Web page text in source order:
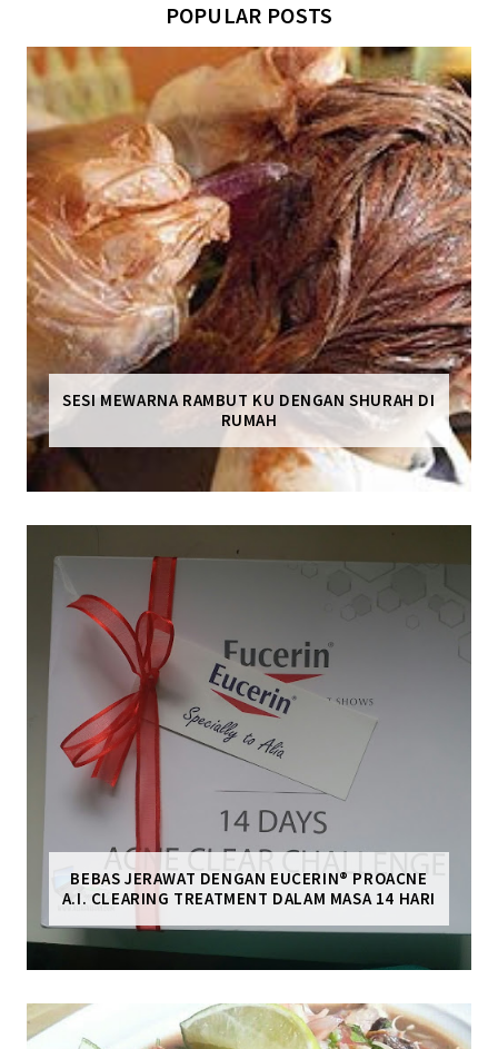
POPULAR POSTS
SESI MEWARNA RAMBUT KU DENGAN SHURAH DI
RUMAH
BEBAS JERAWAT DENGAN EUCERIN® PROACNE
A.I. CLEARING TREATMENT DALAM MASA 14 HARI